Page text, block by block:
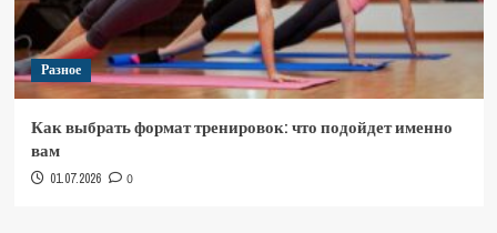
Разное
Как выбрать формат тренировок: что подойдет именно
вам
01.07.2026 0